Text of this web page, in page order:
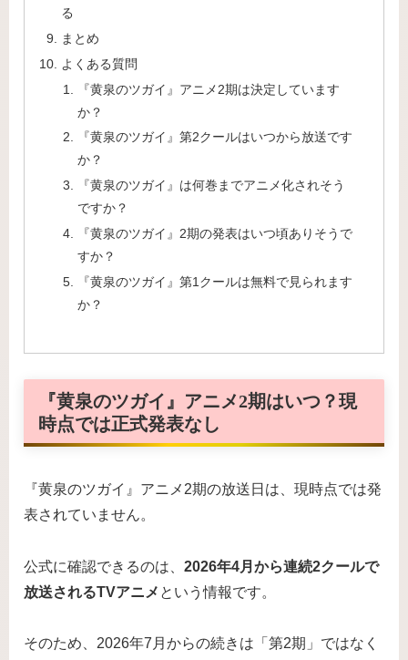
る
まとめ
よくある質問
『黄泉のツガイ』アニメ2期は決定しています
か？
『黄泉のツガイ』第2クールはいつから放送です
か？
『黄泉のツガイ』は何巻までアニメ化されそう
ですか？
『黄泉のツガイ』2期の発表はいつ頃ありそうで
すか？
『黄泉のツガイ』第1クールは無料で見られます
か？
『黄泉のツガイ』アニメ2期はいつ？現
時点では正式発表なし
『黄泉のツガイ』アニメ2期の放送日は、現時点では発
表されていません。
公式に確認できるのは、 2026年4月から連続2クールで
放送されるTVアニメ という情報です。
そのため、2026年7月からの続きは「第2期」ではなく